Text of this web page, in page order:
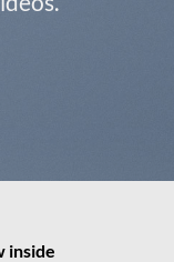
inside